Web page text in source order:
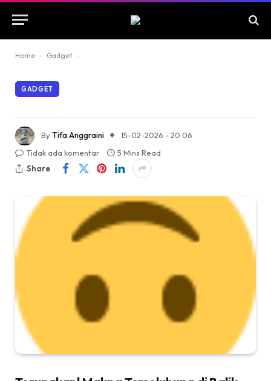
Home - Gadget -
GADGET
ByTifa Anggraini
15-02-2026 - 20.06
Tidak ada komentar
5 Mins Read
Share